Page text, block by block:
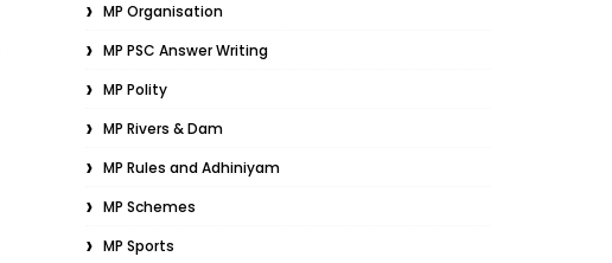
MP Organisation
MP PSC Answer Writing
MP Polity
MP Rivers & Dam
MP Rules and Adhiniyam
MP Schemes
MP Sports